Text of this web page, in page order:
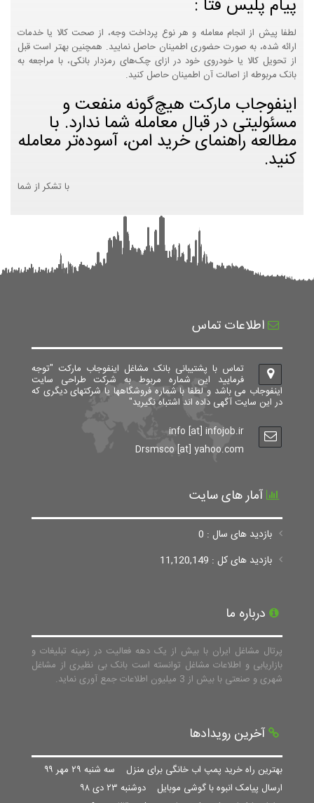
پیام پلیس فتا :
لطفا پیش از انجام معامله و هر نوع پرداخت وجه، از صحت کالا یا خدمات
ارائه شده، به صورت حضوری اطمینان حاصل نمایید. همچنین بهتر است قبل
از تحویل کالا یا خودروی خود در ازای چک‌های رمزدار بانکی، با مراجعه به
بانک مربوطه از اصالت آن اطمینان حاصل کنید.
اینفوجاب مارکت هیچ‌گونه منفعت و
مسئولیتی در قبال معامله شما ندارد. با
مطالعه راهنمای خرید امن، آسوده‌تر معامله
کنید.
با تشکر از شما
اطلاعات تماس
تماس با پشتیبانی بانک مشاغل اینفوجاب مارکت "توجه
فرمایید این شماره مربوط به شرکت طراحی سایت
اینفوجاب می باشد و لطفا با شماره فروشگاهها یا شرکتهای دیگری که
در این سایت آگهی داده اند اشتباه نگیرید"
info [at] infojob.ir
Drsmsco [at] yahoo.com
آمار های سایت
بازدید های سال : 0
بازدید های کل : 11,120,149
درباره ما
پرتال مشاغل ایران با بیش از یک دهه فعالیت در زمینه تبلیغات و
بازاریابی و اطلاعات مشاغل توانسته است بانک بی نظیری از مشاغل
شهری و صنعتی با بیش از 3 میلیون اطلاعات جمع آوری نماید.
آخرین رویدادها
بهترین راه خرید پمپ اب خانگی برای منزل سه شنبه ۲۹ مهر ۹۹
ارسال پیامک انبوه با گوشی موبایل دوشنبه ۲۳ دی ۹۸